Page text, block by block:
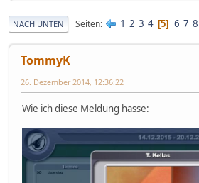
NACH UNTEN Seiten 1 2 3 4 5 6 7 8
TommyK
26. Dezember 2014, 12:36:22
Wie ich diese Meldung hasse: